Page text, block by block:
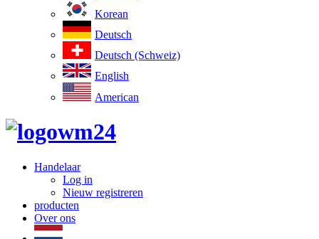
Korean
Deutsch
Deutsch (Schweiz)
English
American
Handelaar
Log in
Nieuw registreren
producten
Over ons